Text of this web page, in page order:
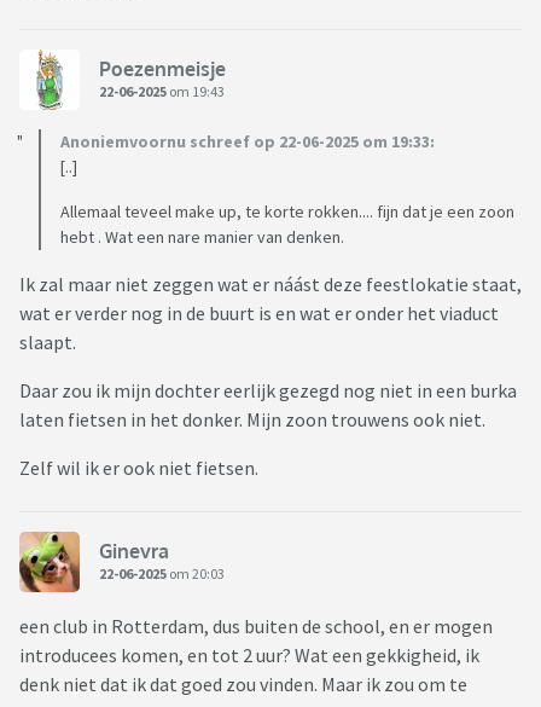
Poezenmeisje
22-06-2025 om 19:43
Anoniemvoornu schreef op 22-06-2025 om 19:33:
[..]
Allemaal teveel make up, te korte rokken.... fijn dat je een zoon
hebt . Wat een nare manier van denken.
Ik zal maar niet zeggen wat er náást deze feestlokatie staat,
wat er verder nog in de buurt is en wat er onder het viaduct
slaapt.
Daar zou ik mijn dochter eerlijk gezegd nog niet in een burka
laten fietsen in het donker. Mijn zoon trouwens ook niet.
Zelf wil ik er ook niet fietsen.
Ginevra
22-06-2025 om 20:03
een club in Rotterdam, dus buiten de school, en er mogen
introducees komen, en tot 2 uur? Wat een gekkigheid, ik
denk niet dat ik dat goed zou vinden. Maar ik zou om te